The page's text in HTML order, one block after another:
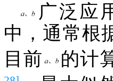
广泛应
中，通常根
目前
的计